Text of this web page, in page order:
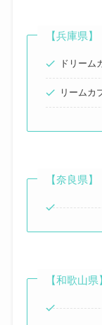
【兵庫県】
ドリーム
リームカ
【奈良県】
【和歌山県